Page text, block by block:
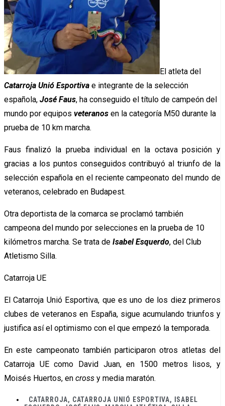
El atleta del
Catarroja Unió Esportiva e integrante de la selección
española, José Faus, ha conseguido el título de campeón del
mundo por equipos veteranos en la categoría M50 durante la
prueba de 10 km marcha.
Faus finalizó la prueba individual en la octava posición y
gracias a los puntos conseguidos contribuyó al triunfo de la
selección española en el reciente campeonato del mundo de
veteranos, celebrado en Budapest.
Otra deportista de la comarca se proclamó también
campeona del mundo por selecciones en la prueba de 10
kilómetros marcha. Se trata de Isabel Esquerdo, del Club
Atletismo Silla.
Catarroja UE
El Catarroja Unió Esportiva, que es uno de los diez primeros
clubes de veteranos en España, sigue acumulando triunfos y
justifica así el optimismo con el que empezó la temporada.
En este campeonato también participaron otros atletas del
Catarroja UE como David Juan, en 1500 metros lisos, y
Moisés Huertos, en cross y media maratón.
CATARROJA, CATARROJA UNIÓ ESPORTIVA,
ISABEL